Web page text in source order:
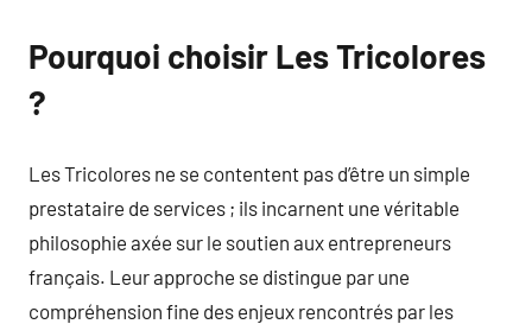
Pourquoi choisir Les Tricolores
?
Les Tricolores ne se contentent pas d’être un simple
prestataire de services ; ils incarnent une véritable
philosophie axée sur le soutien aux entrepreneurs
français. Leur approche se distingue par une
compréhension fine des enjeux rencontrés par les